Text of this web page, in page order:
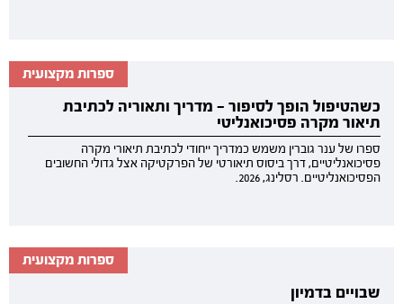
ספרות מקצועית
כשהטיפול הופך לסיפור — מדריך ותאוריה לכתיבת
תיאור מקרה פסיכואנליטי
ספרו של ענר גוברין משמש כמדריך ייחודי לכתיבת תיאורי מקרה
פסיכואנליטיים, דרך ביסוס תיאורטי של הפרקטיקה אצל גדולי החשובים
הפסיכואנליטיים. רסלינג, 2026.
ספרות מקצועית
שבויים בדמיון